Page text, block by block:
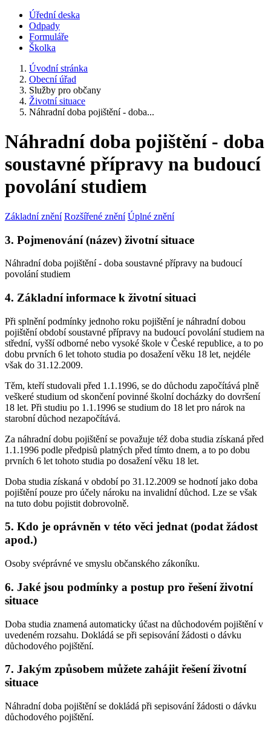
Úřední deska
Odpady
Formuláře
Školka
Úvodní stránka
Obecní úřad
Služby pro občany
Životní situace
Náhradní doba pojištění - doba...
Náhradní doba pojištění - doba
soustavné přípravy na budoucí
povolání studiem
Základní znění Rozšířené znění Úplné znění
3. Pojmenování (název) životní situace
Náhradní doba pojištění - doba soustavné přípravy na budoucí
povolání studiem
4. Základní informace k životní situaci
Při splnění podmínky jednoho roku pojištění je náhradní dobou
pojištění období soustavné přípravy na budoucí povolání studiem na
střední, vyšší odborné nebo vysoké škole v České republice, a to po
dobu prvních 6 let tohoto studia po dosažení věku 18 let, nejdéle
však do 31.12.2009.
Těm, kteří studovali před 1.1.1996, se do důchodu započítává plně
veškeré studium od skončení povinné školní docházky do dovršení
18 let. Při studiu po 1.1.1996 se studium do 18 let pro nárok na
starobní důchod nezapočítává.
Za náhradní dobu pojištění se považuje též doba studia získaná před
1.1.1996 podle předpisů platných před tímto dnem, a to po dobu
prvních 6 let tohoto studia po dosažení věku 18 let.
Doba studia získaná v období po 31.12.2009 se hodnotí jako doba
pojištění pouze pro účely nároku na invalidní důchod. Lze se však
na tuto dobu pojistit dobrovolně.
5. Kdo je oprávněn v této věci jednat (podat žádost
apod.)
Osoby svéprávné ve smyslu občanského zákoníku.
6. Jaké jsou podmínky a postup pro řešení životní
situace
Doba studia znamená automaticky účast na důchodovém pojištění v
uvedeném rozsahu. Dokládá se při sepisování žádosti o dávku
důchodového pojištění.
7. Jakým způsobem můžete zahájit řešení životní
situace
Náhradní doba pojištění se dokládá při sepisování žádosti o dávku
důchodového pojištění.